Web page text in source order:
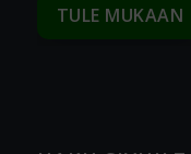
TULE MUKAAN